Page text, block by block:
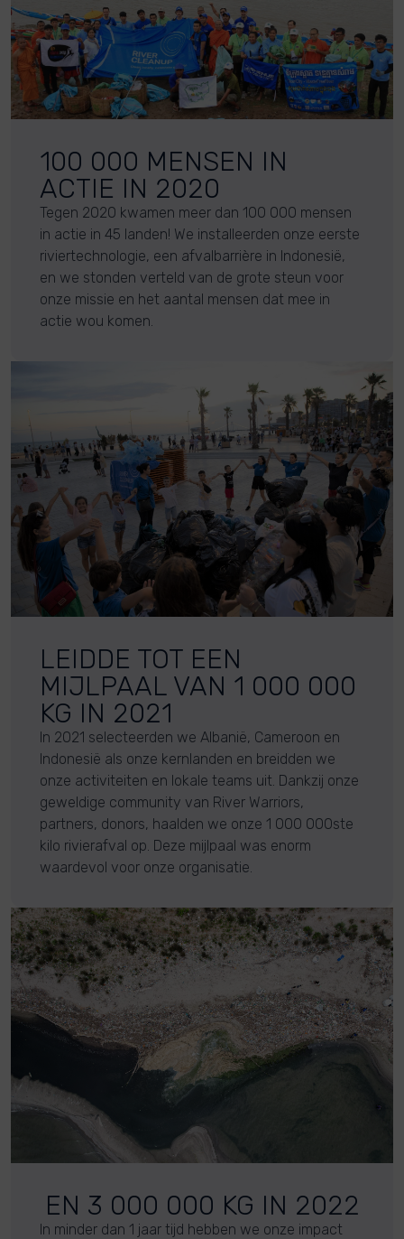
100 000 MENSEN IN
ACTIE IN 2020
Tegen 2020 kwamen meer dan 100 000 mensen
in actie in 45 landen! We installeerden onze eerste
riviertechnologie, een afvalbarrière in Indonesië,
en we stonden verteld van de grote steun voor
onze missie en het aantal mensen dat mee in
actie wou komen.
LEIDDE TOT EEN
MIJLPAAL VAN 1 000 000
KG IN 2021
In 2021 selecteerden we Albanië, Cameroon en
Indonesië als onze kernlanden en breidden we
onze activiteiten en lokale teams uit. Dankzij onze
geweldige community van River Warriors,
partners, donors, haalden we onze 1 000 000ste
kilo rivierafval op. Deze mijlpaal was enorm
waardevol voor onze organisatie.
EN 3 000 000 KG IN 2022
In minder dan 1 jaar tijd hebben we onze impact